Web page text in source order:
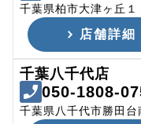
千葉県柏市大津ヶ丘１
店舗詳細
千葉八千代店
050-1808-
千葉県八千代市勝田